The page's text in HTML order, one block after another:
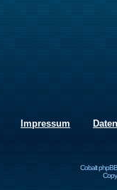
Impressum
Cobalt